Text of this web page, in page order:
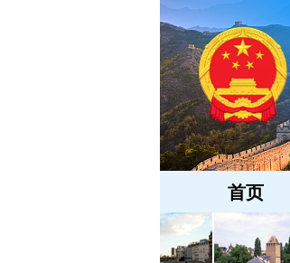
首页